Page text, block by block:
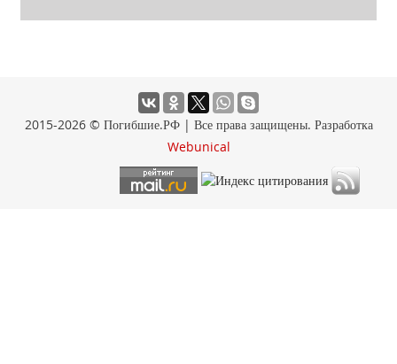
2015-2026 © Погибшие.РФ | Все права защищены. Разработка
Webunical